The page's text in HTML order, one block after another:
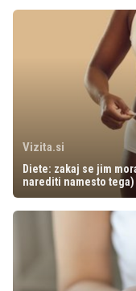
Vizita.si
Diete: zakaj se jim
narediti namesto tega)